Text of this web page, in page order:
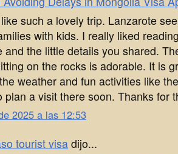
such a lovely trip. Lanzarote
with kids. I really liked
and the little details you shared.
on the rocks is adorable. It is
weather and fun activities like
plan a visit there soon. Thanks for
2025 a las 12:53
tourist visadijo...